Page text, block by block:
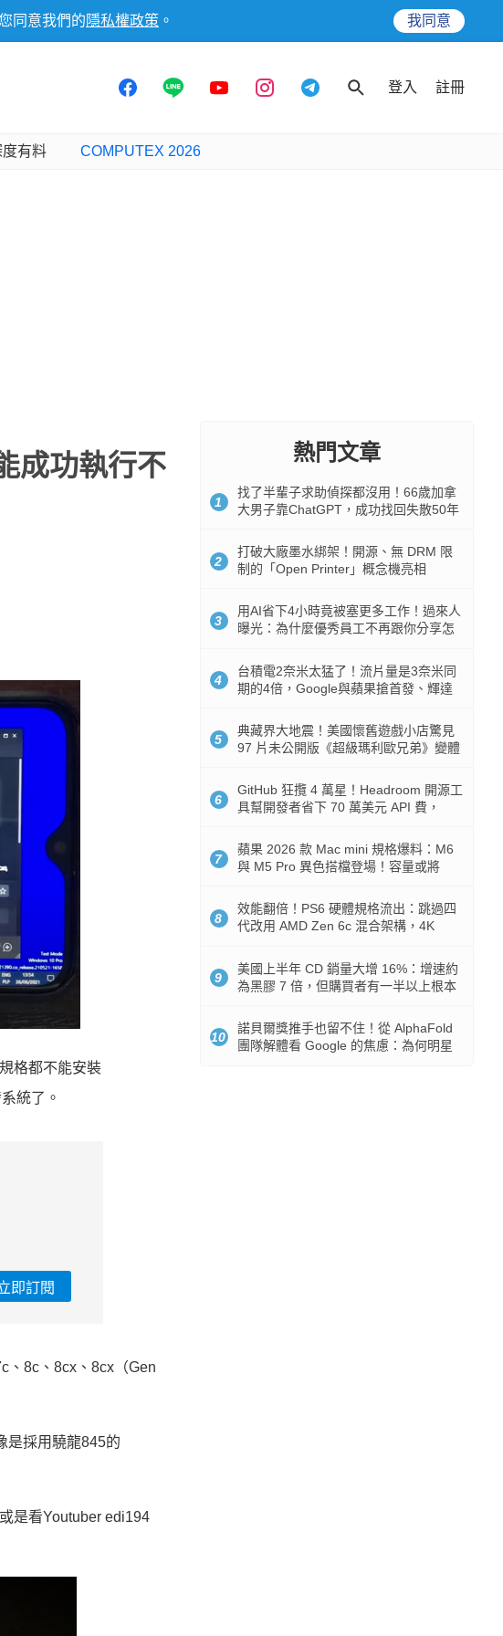
同意我們的 隱私權政策 。 我同意
登入 註冊
度有料 COMPUTEX 2026
成功執行不
格都不能安裝
統了。
即訂閱
、8c、8cx、8cx（Gen
是採用驍龍845的
是看Youtuber edi194
熱門文章
1
找了半輩子求助偵探都沒用！66歲加拿
大男子靠ChatGPT，成功找回失散50年
2
打破大廠墨水綁架！開源、無 DRM 限
制的「Open Printer」概念機亮相
3
用AI省下4小時竟被塞更多工作！過來人
曝光：為什麼優秀員工不再跟你分享怎
4
台積電2奈米太猛了！流片量是3奈米同
期的4倍，Google與蘋果搶首發、輝達
5
典藏界大地震！美國懷舊遊戲小店驚見
97 片未公開版《超級瑪利歐兄弟》變體
6
GitHub 狂攬 4 萬星！Headroom 開源工
具幫開發者省下 70 萬美元 API 費，
7
蘋果 2026 款 Mac mini 規格爆料：M6
與 M5 Pro 異色搭檔登場！容量或將
8
效能翻倍！PS6 硬體規格流出：跳過四
代改用 AMD Zen 6c 混合架構，4K
9
美國上半年 CD 銷量大增 16%：增速約
為黑膠 7 倍，但購買者有一半以上根本
10
諾貝爾獎推手也留不住！從 AlphaFold
團隊解體看 Google 的焦慮：為何明星